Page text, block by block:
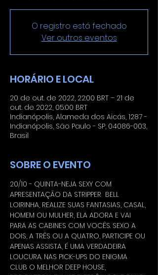
O registro está fechado
Ver outros eventos
HORÁRIO E LOCAL
20 de out. de 2022, 22:00 BRT – 21 de
out. de 2022, 05:00 BRT
Indianópolis, Alameda dos Aicás, 1287 -
Indianópolis, São Paulo - SP, 04086-003,
Brasil
SOBRE O EVENTO
20/10 - QUINTA-NEJA SEXY COM
APRESENTAÇÃO DA STRIPPER  BELL
LOIRINHA, REALIZE SUAS FANTASIAS, CASAL,
HOMEM OU MULHER, ELA ADORA E VAI
PARA AS CABINES COM VOCÊS. SEXO A
DOIS, A TRÊS OU A QUATRO, PARTICIPE OU
APENAS ASSISTA, É UMA VERDADEIRA
LOUCURA. NAS PICK-UPS DO ENIGMA
CLUB O MELHOR DEEP HOUSE,